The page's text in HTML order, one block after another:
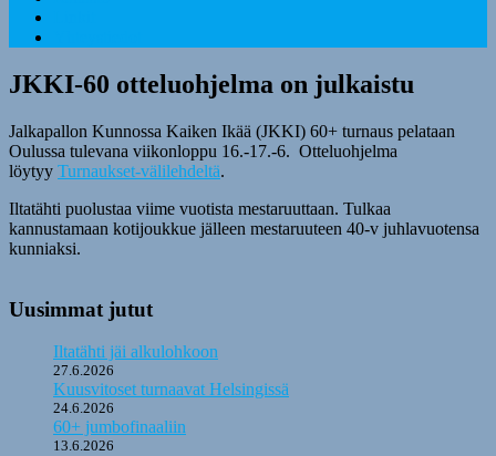
JKKI-60 otteluohjelma on julkaistu
Jalkapallon Kunnossa Kaiken Ikää (JKKI) 60+ turnaus pelataan
Oulussa tulevana viikonloppu 16.-17.-6. Otteluohjelma
löytyy Turnaukset-välilehdeltä.
Iltatähti puolustaa viime vuotista mestaruuttaan. Tulkaa
kannustamaan kotijoukkue jälleen mestaruuteen 40-v juhlavuotensa
kunniaksi.
Uusimmat jutut
Iltatähti jäi alkulohkoon
27.6.2026
Kuusvitoset turnaavat Helsingissä
24.6.2026
60+ jumbofinaaliin
13.6.2026